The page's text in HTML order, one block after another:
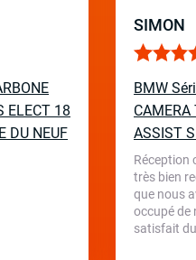
ELECT 18
DU NEUF
SIMON
BMW
CAMERA
ASSIST
Réception
très bien
que nous
occupé de
satisfait